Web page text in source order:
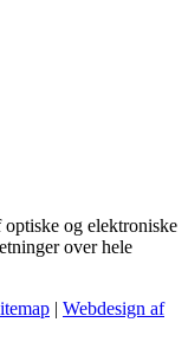
og elektroniske
over hele
| Webdesign af